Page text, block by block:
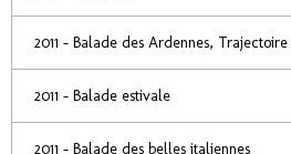
2011 - Balade des Ardennes,
2011 - Balade estivale
2011 - Balade des belles italiennes